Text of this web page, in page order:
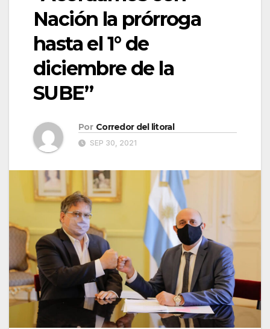
Nación la prórroga
hasta el 1° de
diciembre de la
SUBE”
Por Corredor del litoral
SEP 30, 2021